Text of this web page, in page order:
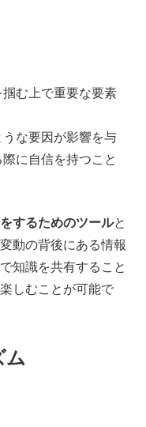
む上で重要な要素
な要因が影響を与
に自信を持つこと
するためのツールと
動の背後にある情報
知識を共有すること
しむことが可能で
ム